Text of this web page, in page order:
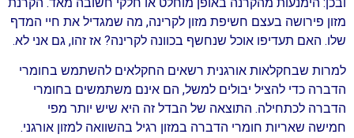
מזון פירושה בעצם חשיפת מזון לקרינה, מה שמגדיל את חיי המדף
שלו. האם תעדיפו אוכל שנחשף בכוונה לקרינה? אז זהו, גם אני לא.
למרות שבחקלאות אורגנית רשאים החקלאים להשתמש בחומרי
הדברה כדי להציל יבולים למשל, הם אינם משתמשים בחומרי
הדברה לכתחילה. התוצאה של הבדל זה היא שיש יותר מפי
חמישה שאריות חומרי הדברה במזון רגיל בהשוואה למזון אורגני.